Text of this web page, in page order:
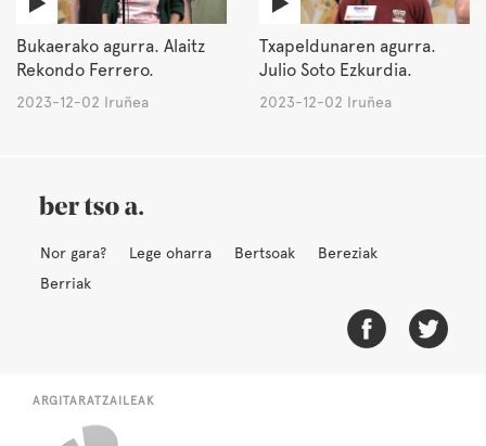
Bukaerako agurra. Alaitz
Rekondo Ferrero.
2023-12-02 Iruñea
Txapeldunaren agurra.
Julio Soto Ezkurdia.
2023-12-02 Iruñea
Nor gara? Lege oharra Bertsoak
Bereziak
Berriak
ARGITARATZAILEAK